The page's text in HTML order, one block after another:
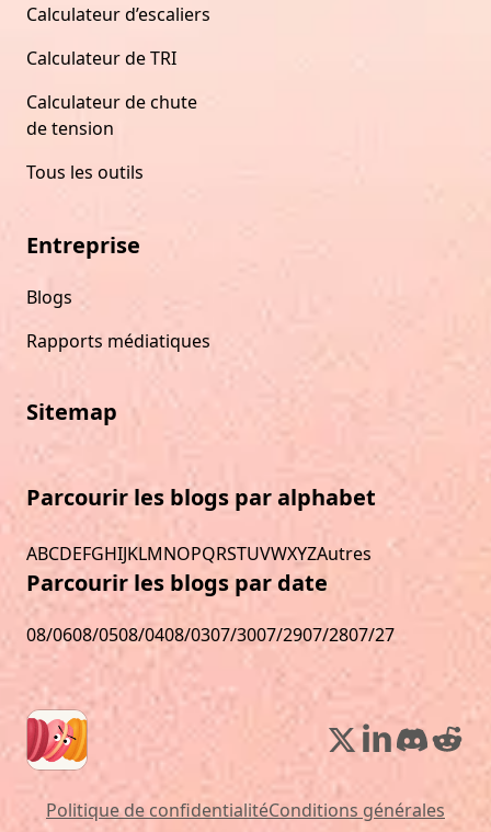
Calculateur d’escaliers
Calculateur de TRI
Calculateur de chute
de tension
Tous les outils
Entreprise
Blogs
Rapports médiatiques
Sitemap
Parcourir les blogs par alphabet
ABCDEFGHIJKLMNOPQRSTUVWXYZAutres
Parcourir les blogs par date
08/0608/0508/0408/0307/3007/2907/2807/27
Politique de confidentialitéConditions générales